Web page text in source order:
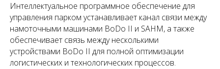
Интеллектуальное программное обеспечение для
управления парком устанавливает канал связи между
намоточными машинами BoDo II и SAHM, а также
обеспечивает связь между несколькими
устройствами BoDo II для полной оптимизации
логистических и технологических процессов.